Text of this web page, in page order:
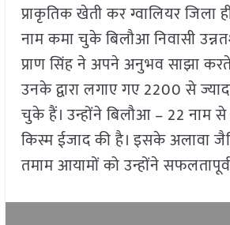
प्राकृतिक खेती कर ग्वालियर जिला
नाम कमा चुके बिलौआ निवासी
प्राण सिंह ने अपने अनुभव साझा
उनके द्वारा लगाए गए 2200 से
चुके हैं। उन्होंने बिलौआ – 22 नाम
किस्म ईजाद की है। इसके अलावा
तमाम आयामों को उन्होंने